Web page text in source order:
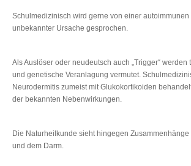
Schulmedizinisch wird gerne von einer
unbekannter Ursache gesprochen.
Als Auslöser oder neudeutsch auch „Trigger“ werden
und genetische Veranlagung vermutet.
Neurodermitis zumeist mit Glukokortikoiden
der bekannten Nebenwirkungen.
Die Naturheilkunde sieht hingegen
und dem Darm.